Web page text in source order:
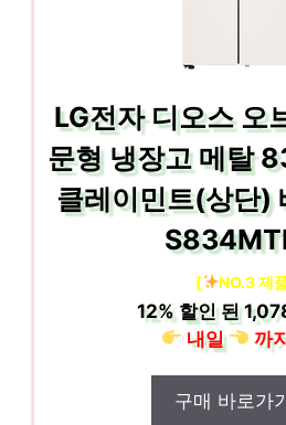
LG전자 디오스 오
문형 냉장고 메탈
클레이민트(상단)
[ NO.3 제
12%할인 된
내일
까
구매 바로가